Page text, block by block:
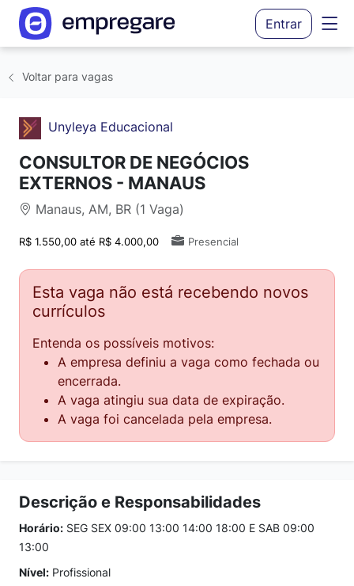
Entrar
Voltar para vagas
Unyleya Educacional
CONSULTOR DE NEGÓCIOS
EXTERNOS - MANAUS
Manaus, AM, BR (1 Vaga)
R$ 1.550,00 até R$ 4.000,00 Presencial
Esta vaga não está recebendo novos
currículos
Entenda os possíveis motivos:
A empresa definiu a vaga como fechada ou
encerrada.
A vaga atingiu sua data de expiração.
A vaga foi cancelada pela empresa.
Descrição e Responsabilidades
Horário: SEG SEX 09:00 13:00 14:00 18:00 E SAB 09:00
13:00
Nível: Profissional